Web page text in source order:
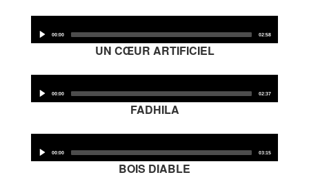
Player
00:00 02:58
UN CŒUR ARTIFICIEL
Player
00:00 02:37
FADHILA
Player
00:00 03:15
BOIS DIABLE